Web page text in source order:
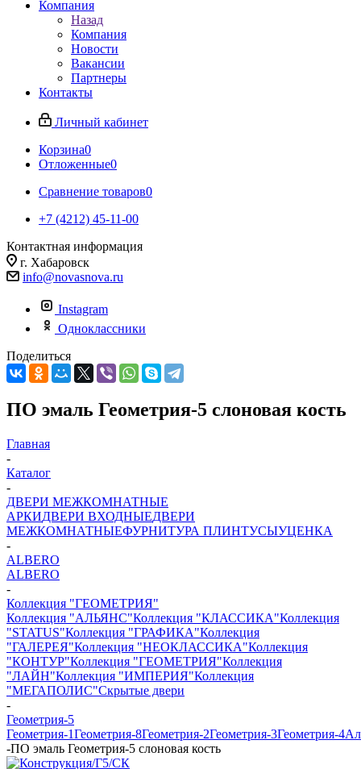
Компания
Назад
Компания
Новости
Вакансии
Партнеры
Контакты
Личный кабинет
Корзина0
Отложенные0
Сравнение товаров0
+7 (4212) 45-11-00
Контактная информация
г. Хабаровск
info@novasnova.ru
Instagram
Одноклассники
Поделиться
ПО эмаль Геометрия-5 слоновая кость
Главная
-
Каталог
-
ДВЕРИ МЕЖКОМНАТНЫЕ
АРКИДВЕРИ ВХОДНЫЕДВЕРИ
МЕЖКОМНАТНЫЕФУРНИТУРА ПЛИНТУСЫУЦЕНКА
-
ALBERO
ALBERO
-
Коллекция "ГЕОМЕТРИЯ"
Коллекция "АЛЬЯНС"Коллекция "КЛАССИКА"Коллекция
"STATUS"Коллекция "ГРАФИКА"Коллекция
"ГАЛЕРЕЯ"Коллекция "НЕОКЛАССИКА"Коллекция
"КОНТУР"Коллекция "ГЕОМЕТРИЯ"Коллекция
"ЛАЙН"Коллекция "ИМПЕРИЯ"Коллекция
"МЕГАПОЛИС"Скрытые двери
-
Геометрия-5
Геометрия-1Геометрия-8Геометрия-2Геометрия-3Геометрия-4
-ПО эмаль Геометрия-5 слоновая кость